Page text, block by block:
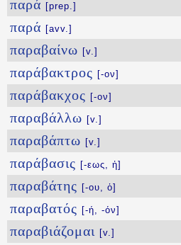
παρά [prep.]
παρά [avv.]
παραβαίνω [v.]
παράβακτρος [-ον]
παράβακχος [-ον]
παραβάλλω [v.]
παραβάπτω [v.]
παράβασις [-εως, ἡ]
παραβάτης [-ου, ὁ]
παραβατός [-ή, -όν]
παραβιάζομαι [v.]